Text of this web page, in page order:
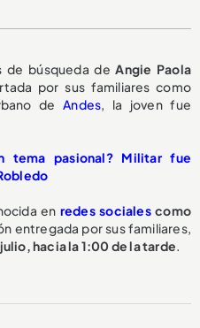
de búsqueda deAngie Paola
por sus familiares como
deAndes, la joven fue
tema pasional? Militar fue
en redes socialescomo
entregada por sus familiares,
hacia la 1:00 de la tarde.